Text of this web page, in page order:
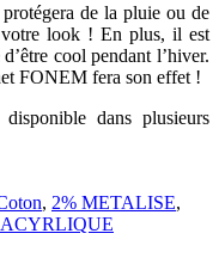
de la pluie ou de
look ! En plus, il est
cool pendant l’hiver.
FONEM fera son effet !
dans plusieurs
, 2% METALISE,
ACYRLIQUE